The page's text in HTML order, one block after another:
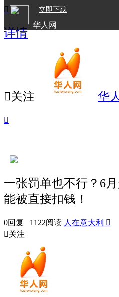
立即下载
华人网

详情
关注 华

一张罚单也不行？6
能被直接扣钱！
0回复 1122阅读 人在意大利 
关注